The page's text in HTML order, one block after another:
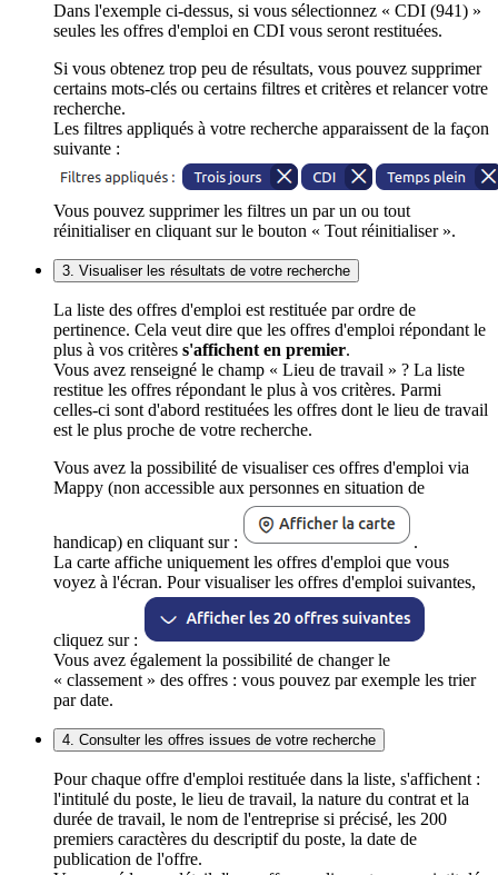
Dans l'exemple ci-dessus, si vous sélectionnez « CDI (941) »
seules les offres d'emploi en CDI vous seront restituées.
Si vous obtenez trop peu de résultats, vous pouvez supprimer
certains mots-clés ou certains filtres et critères et relancer votre
recherche.
Les filtres appliqués à votre recherche apparaissent de la façon
suivante :
Vous pouvez supprimer les filtres un par un ou tout
réinitialiser en cliquant sur le bouton « Tout réinitialiser ».
3. Visualiser les résultats de votre recherche
La liste des offres d'emploi est restituée par ordre de
pertinence. Cela veut dire que les offres d'emploi répondant le
plus à vos critères s'affichent en premier.
Vous avez renseigné le champ « Lieu de travail » ? La liste
restitue les offres répondant le plus à vos critères. Parmi
celles-ci sont d'abord restituées les offres dont le lieu de travail
est le plus proche de votre recherche.
Vous avez la possibilité de visualiser ces offres d'emploi via
Mappy (non accessible aux personnes en situation de
handicap) en cliquant sur :
.
La carte affiche uniquement les offres d'emploi que vous
voyez à l'écran. Pour visualiser les offres d'emploi suivantes,
cliquez sur :
Vous avez également la possibilité de changer le
« classement » des offres : vous pouvez par exemple les trier
par date.
4. Consulter les offres issues de votre recherche
Pour chaque offre d'emploi restituée dans la liste, s'affichent :
l'intitulé du poste, le lieu de travail, la nature du contrat et la
durée de travail, le nom de l'entreprise si précisé, les 200
premiers caractères du descriptif du poste, la date de
publication de l'offre.